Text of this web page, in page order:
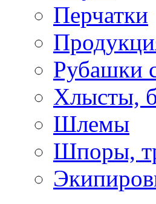
Перчатки
Рубашки
Хлысты,
Шлемы
Шпоры,